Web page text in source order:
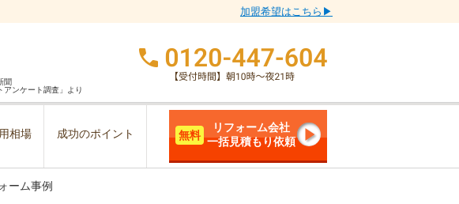
加盟希望はこちら▶
聞
アンケート調査」より
相場 成功のポイント 無料
リフォーム会社
一括見積もり依頼
ーム事例